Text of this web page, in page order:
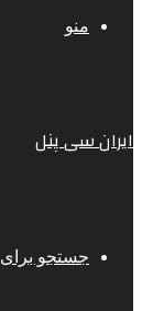
منو
ایران سی پنل
جستجو برای